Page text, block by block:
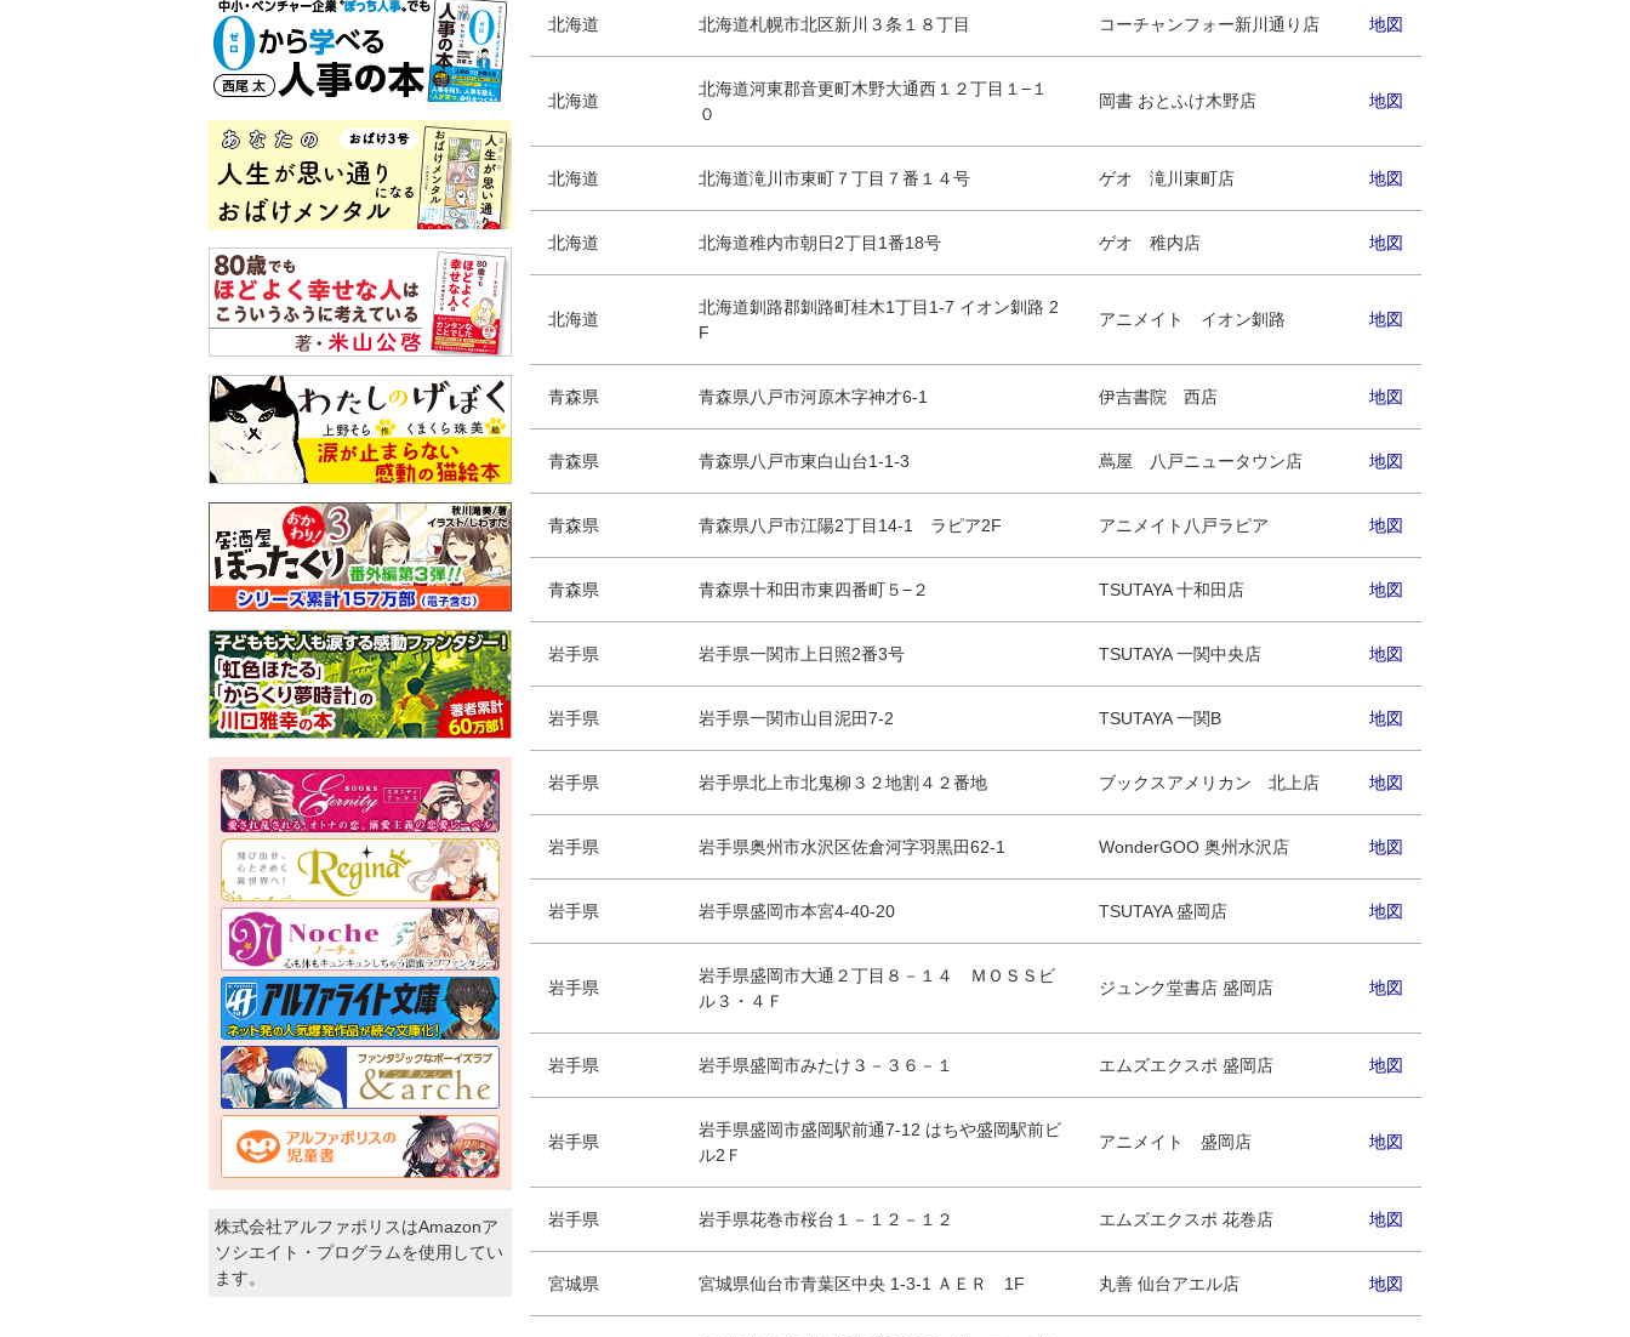
北海道 北海道札幌市北区新川３条１８丁目 コーチャンフォー新川通り店 地図
北海道
北海道河東郡音更町木野大通西１２丁目１−１
０
岡書 おとふけ木野店 地図
北海道 北海道滝川市東町７丁目７番１４号 ゲオ 滝川東町店 地図
北海道 北海道稚内市朝日2丁目1番18号 ゲオ 稚内店 地図
北海道
北海道釧路郡釧路町桂木1丁目1-7 イオン釧路 2
F
アニメイト イオン釧路 地図
青森県 青森県八戸市河原木字神才6-1 伊吉書院 西店 地図
青森県 青森県八戸市東白山台1-1-3 蔦屋 八戸ニュータウン店 地図
青森県 青森県八戸市江陽2丁目14-1 ラピア2F アニメイト八戸ラピア 地図
青森県 青森県十和田市東四番町５−２ TSUTAYA 十和田店 地図
岩手県 岩手県一関市上日照2番3号 TSUTAYA 一関中央店 地図
岩手県 岩手県一関市山目泥田7-2 TSUTAYA 一関B 地図
岩手県 岩手県北上市北鬼柳３２地割４２番地 ブックスアメリカン 北上店 地図
岩手県 岩手県奥州市水沢区佐倉河字羽黒田62-1 WonderGOO 奥州水沢店 地図
岩手県 岩手県盛岡市本宮4-40-20 TSUTAYA 盛岡店 地図
岩手県
岩手県盛岡市大通２丁目８－１４ ＭＯＳＳビ
ル３・４Ｆ
ジュンク堂書店 盛岡店 地図
岩手県 岩手県盛岡市みたけ３－３６－１ エムズエクスポ 盛岡店 地図
岩手県
岩手県盛岡市盛岡駅前通7-12 はちや盛岡駅前ビ
ル2Ｆ
アニメイト 盛岡店 地図
岩手県 岩手県花巻市桜台１－１２－１２ エムズエクスポ 花巻店 地図
宮城県 宮城県仙台市青葉区中央 1-3-1 ＡＥＲ 1F 丸善 仙台アエル店 地図
株式会社アルファポリスはAmazonア
ソシエイト・プログラムを使用してい
ます。